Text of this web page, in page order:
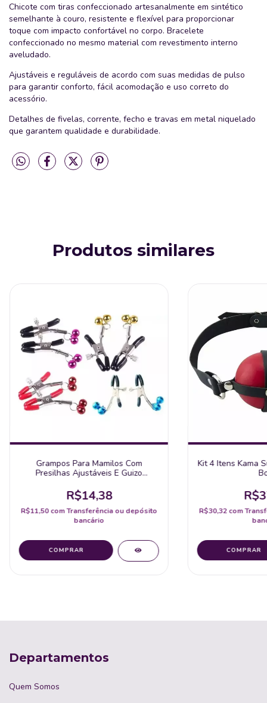
Chicote com tiras confeccionado artesanalmente em sintético
semelhante à couro, resistente e flexível para proporcionar
toque com impacto confortável no corpo. Bracelete
confeccionado no mesmo material com revestimento interno
aveludado.
Ajustáveis e reguláveis de acordo com suas medidas de pulso
para garantir conforto, fácil acomodação e uso correto do
acessório.
Detalhes de fivelas, corrente, fecho e travas em metal niquelado
que garantem qualidade e durabilidade.
Produtos similares
Grampos Para Mamilos Com
Presilhas Ajustáveis E Guizo
R$14,38
R$11,50comTransferência ou depósito
bancário
Kit 4 Itens Kama
R$30,32com
Departamentos
Quem Somos